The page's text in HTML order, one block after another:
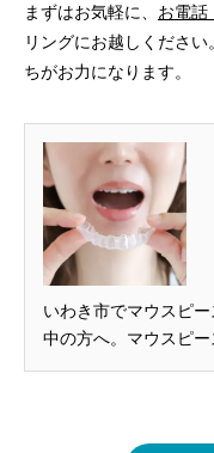
まずはお気軽に、 お電話
リングにお越しくださ
ちがお力になります。
いわき市でマウスピ
中の方へ。マウスピー